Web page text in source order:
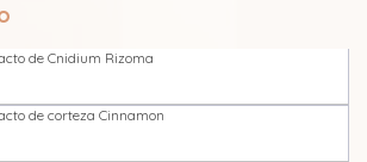
de Cnidium Rizoma
de corteza Cinnamon